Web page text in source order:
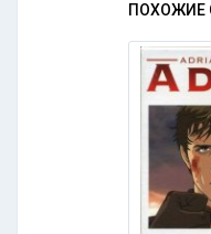
ПОХОЖИЕ